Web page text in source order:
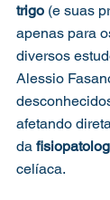
trigo (e suas
apenas para
diversos
Alessio
afetando
da
celíaca.